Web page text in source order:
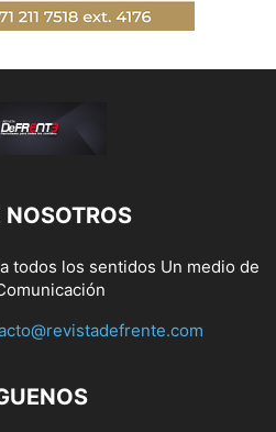
NOSOTROS
todos los sentidos Un medio de